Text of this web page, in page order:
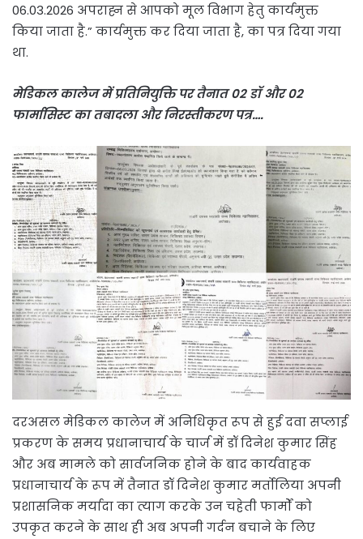
06.03.2026 अपराह्न से आपको मूल विभाग हेतु कार्यमुक्त
किया जाता है.” कार्यमुक्त कर दिया जाता है, का पत्र दिया गया
था.
मेडिकल कालेज में प्रतिनियुक्ति पर तैनात 02 डॉ और 02
फार्मासिस्ट का तबादला और निरस्तीकरण पत्र….
दरअसल मेडिकल कालेज में अनिधिकृत रूप से हुई दवा सप्लाई
प्रकरण के समय प्रधानाचार्य के चार्ज में डॉ दिनेश कुमार सिंह
और अब मामले को सार्वजनिक होने के बाद कार्यवाहक
प्रधानाचार्य के रूप में तैनात डॉ दिनेश कुमार मर्तोलिया अपनी
प्रशासनिक मर्यादा का त्याग करके उन चहेती फार्मों को
उपकृत करने के साथ ही अब अपनी गर्दन बचाने के लिए